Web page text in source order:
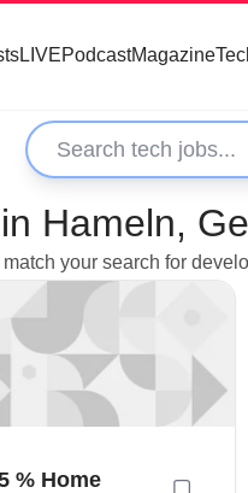
LIVEPodcastMagazine
Hameln,
your search for
% Home